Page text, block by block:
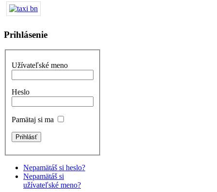
Prihlásenie
Užívateľské meno
Heslo
Pamätaj si ma
Nepamätáš si heslo?
Nepamätáš si
užívateľské meno?